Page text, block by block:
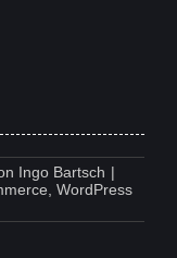
Ingo Bartsch |
, WordPress